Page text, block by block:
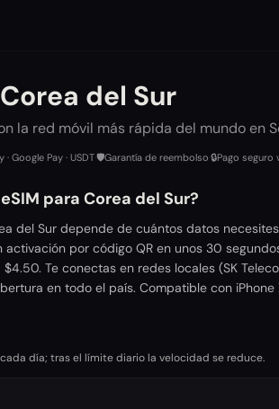
del Sur
la red móvil más rápida del mundo en
Google Pay · USDT🛡️Garantía de reembolso 🔒Pago seguro
para Corea del Sur?
del Sur depende de cuántos datos
activación por código QR en unos 30
Te conectas en redes locales (SK
en todo el país. Compatible con iPhone
día; tras el límite diario la velocidad se reduce.